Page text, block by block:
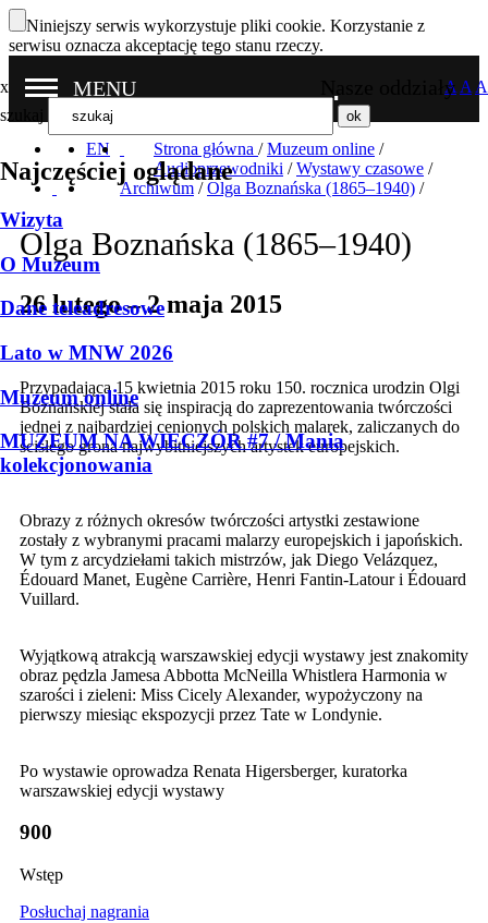
Niniejszy serwis wykorzystuje pliki cookie. Korzystanie z
serwisu oznacza akceptację tego stanu rzeczy.
Nasze oddziały
MENU
x
szukaj
Najczęściej oglądane
Wizyta
O Muzeum
Dane teleadresowe
Lato w MNW 2026
Muzeum online
MUZEUM NA WIECZÓR #7 / Mania
kolekcjonowania
A A A
EN Strona główna / Muzeum online /
Audioprzewodniki /Wystawy czasowe /
Archiwum /Olga Boznańska (1865–1940) /
Olga Boznańska (1865–1940)
26 lutego – 2 maja 2015
Przypadająca 15 kwietnia 2015 roku 150. rocznica urodzin Olgi
Boznańskiej stała się inspiracją do zaprezentowania twórczości
jednej z najbardziej cenionych polskich malarek, zaliczanych do
ścisłego grona najwybitniejszych artystek europejskich.
Obrazy z różnych okresów twórczości artystki zestawione
zostały z wybranymi pracami malarzy europejskich i japońskich.
W tym z arcydziełami takich mistrzów, jak Diego Velázquez,
Édouard Manet, Eugène Carrière, Henri Fantin-Latour i Édouard
Vuillard.
Wyjątkową atrakcją warszawskiej edycji wystawy jest znakomity
obraz pędzla Jamesa Abbotta McNeilla Whistlera Harmonia w
szarości i zieleni: Miss Cicely Alexander, wypożyczony na
pierwszy miesiąc ekspozycji przez Tate w Londynie.
Po wystawie oprowadza Renata Higersberger, kuratorka
warszawskiej edycji wystawy
900
Wstęp
Posłuchaj nagrania